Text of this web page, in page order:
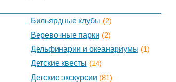
Бильярдные клубы (2)
Веревочные парки (2)
Дельфинарии и океанариумы (1)
Детские квесты (14)
Детские экскурсии (81)